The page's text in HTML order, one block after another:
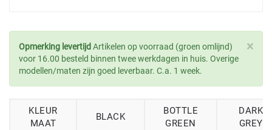
×
Opmerking levertijd Artikelen op voorraad (groen omlijnd)
voor 16.00 besteld binnen twee werkdagen in huis. Overige
modellen/maten zijn goed leverbaar. C.a. 1 week.
KLEUR
MAAT
BLACK
BOTTLE
GREEN
DARK
GREY